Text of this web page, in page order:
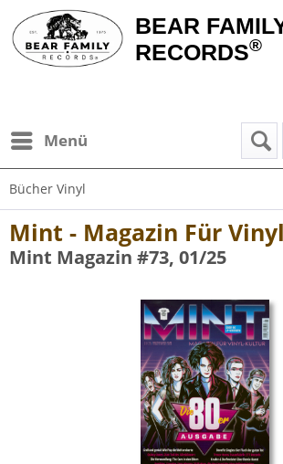
BEAR
RECORDS®
Menü
Bücher Vinyl
Mint - Magazin Für
Mint Magazin #73, 01/25